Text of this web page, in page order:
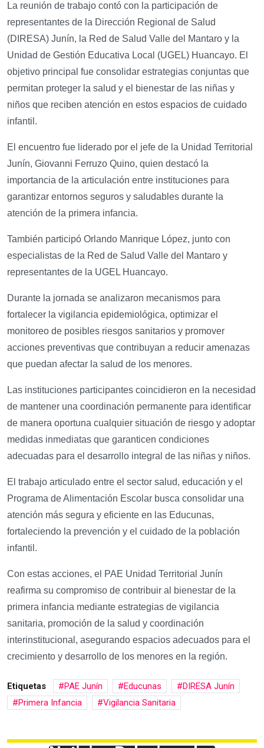
La reunión de trabajo contó con la participación de
representantes de la Dirección Regional de Salud
(DIRESA) Junín, la Red de Salud Valle del Mantaro y la
Unidad de Gestión Educativa Local (UGEL) Huancayo. El
objetivo principal fue consolidar estrategias conjuntas que
permitan proteger la salud y el bienestar de las niñas y
niños que reciben atención en estos espacios de cuidado
infantil.
El encuentro fue liderado por el jefe de la Unidad Territorial
Junín, Giovanni Ferruzo Quino, quien destacó la
importancia de la articulación entre instituciones para
garantizar entornos seguros y saludables durante la
atención de la primera infancia.
También participó Orlando Manrique López, junto con
especialistas de la Red de Salud Valle del Mantaro y
representantes de la UGEL Huancayo.
Durante la jornada se analizaron mecanismos para
fortalecer la vigilancia epidemiológica, optimizar el
monitoreo de posibles riesgos sanitarios y promover
acciones preventivas que contribuyan a reducir amenazas
que puedan afectar la salud de los menores.
Las instituciones participantes coincidieron en la necesidad
de mantener una coordinación permanente para identificar
de manera oportuna cualquier situación de riesgo y adoptar
medidas inmediatas que garanticen condiciones
adecuadas para el desarrollo integral de las niñas y niños.
El trabajo articulado entre el sector salud, educación y el
Programa de Alimentación Escolar busca consolidar una
atención más segura y eficiente en las Educunas,
fortaleciendo la prevención y el cuidado de la población
infantil.
Con estas acciones, el PAE Unidad Territorial Junín
reafirma su compromiso de contribuir al bienestar de la
primera infancia mediante estrategias de vigilancia
sanitaria, promoción de la salud y coordinación
interinstitucional, asegurando espacios adecuados para el
crecimiento y desarrollo de los menores en la región.
Etiquetas PAE Junín Educunas
DIRESA Junín
Primera Infancia
Vigilancia Sanitaria